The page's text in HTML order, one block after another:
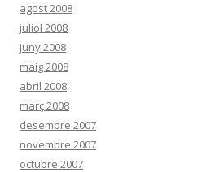
agost 2008
juliol 2008
juny 2008
maig 2008
abril 2008
març 2008
desembre 2007
novembre 2007
octubre 2007